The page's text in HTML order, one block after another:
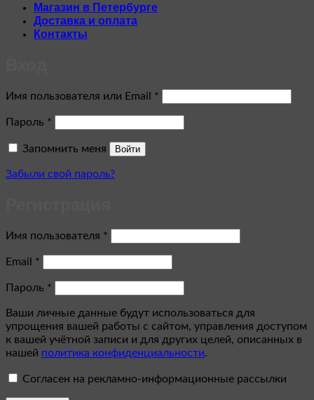
Магазин в Петербурге
Доставка и оплата
Контакты
Имя пользователя или Email *
Пароль *
Запомнить меня Войти
Забыли свой пароль?
Имя пользователя *
Email *
Пароль *
Ваши личные данные будут использоваться для
упрощения вашей работы с сайтом, управления доступом
к вашей учётной записи и для других целей, описанных в
нашей политика конфиденциальности.
Согласен на рекламно-информационные рассылки